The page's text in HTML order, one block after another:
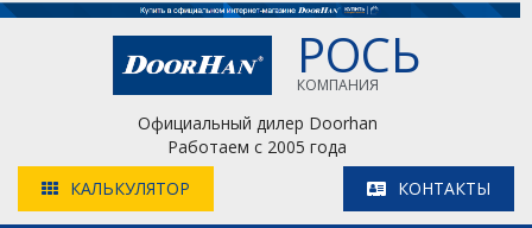
РОСЬ
КОМПАНИЯ
Официальный дилер Doorhan
Работаем с 2005 года
КАЛЬКУЛЯТОР
КОНТАКТЫ